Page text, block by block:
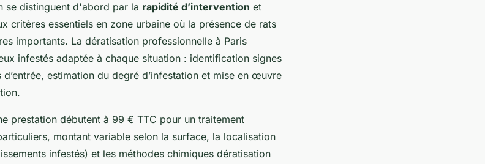
se distinguent d'abord par la rapidité d’intervention et
critères essentiels en zone urbaine où la présence de rats
importants. La dératisation professionnelle à Paris
infestés adaptée à chaque situation : identification signes
estimation du degré d’infestation et mise en œuvre
prestation débutent à 99 € TTC pour un traitement
montant variable selon la surface, la localisation
infestés) et les méthodes chimiques dératisation